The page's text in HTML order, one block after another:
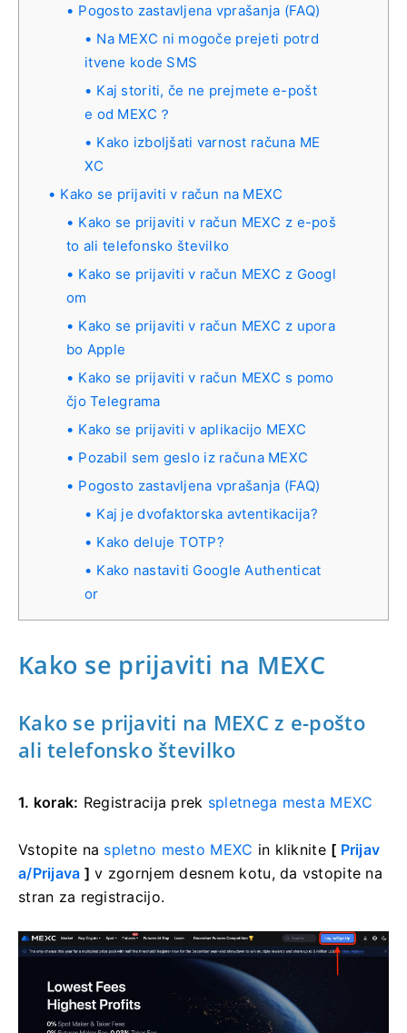
Pogosto zastavljena vprašanja (FAQ)
Na MEXC ni mogoče prejeti potrd
itvene kode SMS
Kaj storiti, če ne prejmete e-pošt
e od MEXC？
Kako izboljšati varnost računa ME
XC
Kako se prijaviti v račun na MEXC
Kako se prijaviti v račun MEXC z e-poš
to ali telefonsko številko
Kako se prijaviti v račun MEXC z Googl
om
Kako se prijaviti v račun MEXC z upora
bo Apple
Kako se prijaviti v račun MEXC s pomo
čjo Telegrama
Kako se prijaviti v aplikacijo MEXC
Pozabil sem geslo iz računa MEXC
Pogosto zastavljena vprašanja (FAQ)
Kaj je dvofaktorska avtentikacija?
Kako deluje TOTP?
Kako nastaviti Google Authenticat
or
Kako se prijaviti na MEXC
Kako se prijaviti na MEXC z e-pošto
ali telefonsko številko
1. korak: Registracija prek spletnega mesta MEXC
Vstopite na spletno mesto MEXC in kliknite [ Prijav
a/Prijava ] v zgornjem desnem kotu, da vstopite na
stran za registracijo.